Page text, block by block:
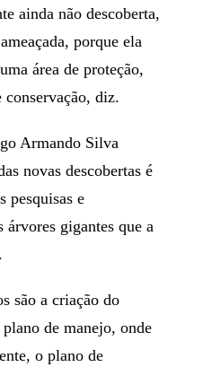
ainda não descoberta,
porque ela
área de proteção,
conservação, diz.
Armando Silva
novas descobertas é
pesquisas e
árvores gigantes que a
são a criação do
de manejo, onde
o plano de